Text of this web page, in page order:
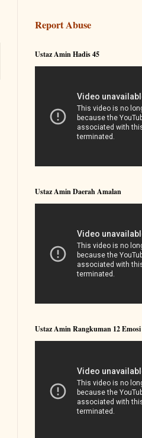
Report Abuse
Ustaz Amin Hadis 45
Ustaz Amin Daerah Amalan
Ustaz Amin Rangkuman 12 Emosi